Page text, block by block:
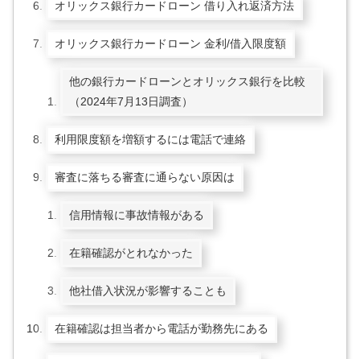
オリックス銀行カードローン 借り入れ返済方法
オリックス銀行カードローン 金利/借入限度額
他の銀行カードローンとオリックス銀行を比較
（2024年7月13日調査）
利用限度額を増額するには電話で連絡
審査に落ちる審査に通らない原因は
信用情報に事故情報がある
在籍確認がとれなかった
他社借入状況が影響することも
在籍確認は担当者から電話が勤務先にある